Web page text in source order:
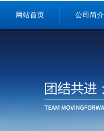
网站首页 公司简介